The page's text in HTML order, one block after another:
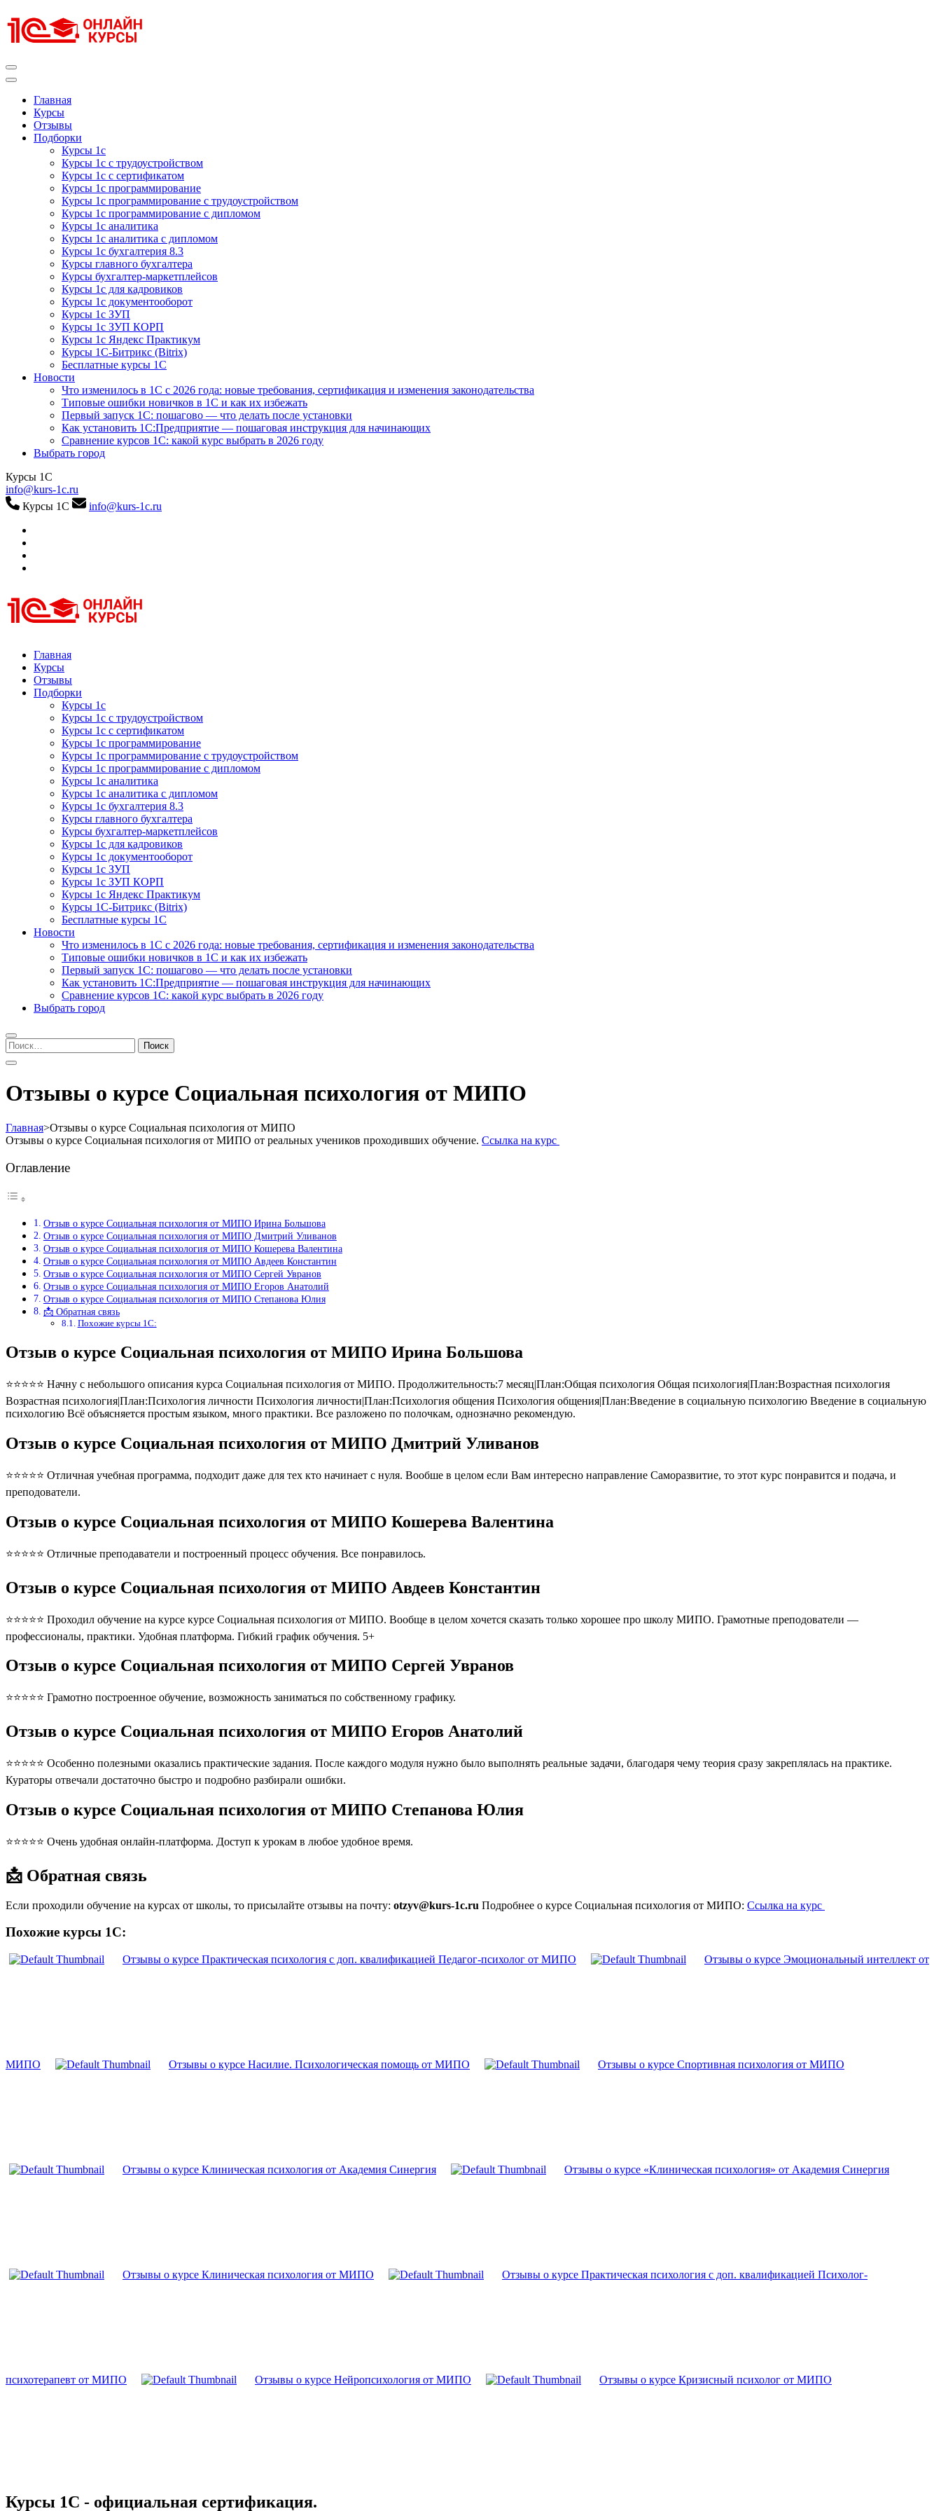
к
содержимому
Главная
Курсы
Отзывы
Подборки
Курсы 1с
Курсы 1с с трудоустройством
Курсы 1с с сертификатом
Курсы 1с программирование
Курсы 1с программирование с трудоустройством
Курсы 1с программирование с дипломом
Курсы 1с аналитика
Курсы 1с аналитика с дипломом
Курсы 1с бухгалтерия 8.3
Курсы главного бухгалтера
Курсы бухгалтер-маркетплейсов
Курсы 1с для кадровиков
Курсы 1с документооборот
Курсы 1с ЗУП
Курсы 1с ЗУП КОРП
Курсы 1с Яндекс Практикум
Курсы 1С-Битрикс (Bitrix)
Бесплатные курсы 1С
Новости
Что изменилось в 1С с 2026 года: новые требования, сертификация и изменения законодательства
Типовые ошибки новичков в 1С и как их избежать
Первый запуск 1С: пошагово — что делать после установки
Как установить 1С:Предприятие — пошаговая инструкция для начинающих
Сравнение курсов 1С: какой курс выбрать в 2026 году
Выбрать город
Курсы 1С
info@kurs-1c.ru
Курсы 1С
info@kurs-1c.ru
Курсы 1С
Курсы 1С официальная сертификация
Главная
Курсы
Отзывы
Подборки
Курсы 1с
Курсы 1с с трудоустройством
Курсы 1с с сертификатом
Курсы 1с программирование
Курсы 1с программирование с трудоустройством
Курсы 1с программирование с дипломом
Курсы 1с аналитика
Курсы 1с аналитика с дипломом
Курсы 1с бухгалтерия 8.3
Курсы главного бухгалтера
Курсы бухгалтер-маркетплейсов
Курсы 1с для кадровиков
Курсы 1с документооборот
Курсы 1с ЗУП
Курсы 1с ЗУП КОРП
Курсы 1с Яндекс Практикум
Курсы 1С-Битрикс (Bitrix)
Бесплатные курсы 1С
Новости
Что изменилось в 1С с 2026 года: новые требования, сертификация и изменения законодательства
Типовые ошибки новичков в 1С и как их избежать
Первый запуск 1С: пошагово — что делать после установки
Как установить 1С:Предприятие — пошаговая инструкция для начинающих
Сравнение курсов 1С: какой курс выбрать в 2026 году
Выбрать город
Найти:
Отзывы о курсе Социальная психология от МИПО
Главная>Отзывы о курсе Социальная психология от МИПО
Отзывы о курсе Социальная психология от МИПО от реальных учеников проходивших обучение. Ссылка на курс
Оглавление
Отзыв о курсе Социальная психология от МИПО Ирина Большова
Отзыв о курсе Социальная психология от МИПО Дмитрий Уливанов
Отзыв о курсе Социальная психология от МИПО Кошерева Валентина
Отзыв о курсе Социальная психология от МИПО Авдеев Константин
Отзыв о курсе Социальная психология от МИПО Сергей Увранов
Отзыв о курсе Социальная психология от МИПО Егоров Анатолий
Отзыв о курсе Социальная психология от МИПО Степанова Юлия
📩 Обратная связь
Похожие курсы 1С:
Отзыв о курсе Социальная психология от МИПО Ирина Большова
⭐⭐⭐⭐⭐ Начну с небольшого описания курса Социальная психология от МИПО. Продолжительность:7 месяц|План:Общая психология Общая психология|План:Возрастная психология
Возрастная психология|План:Психология личности Психология личности|План:Психология общения Психология общения|План:Введение в социальную психологию Введение в социальную
психологию Всё объясняется простым языком, много практики. Все разложено по полочкам, однозначно рекомендую.
Отзыв о курсе Социальная психология от МИПО Дмитрий Уливанов
⭐⭐⭐⭐⭐ Отличная учебная программа, подходит даже для тех кто начинает с нуля. Вообше в целом если Вам интересно направление Саморазвитие, то этот курс понравится и подача, и
преподователи.
Отзыв о курсе Социальная психология от МИПО Кошерева Валентина
⭐⭐⭐⭐⭐ Отличные преподаватели и построенный процесс обучения. Все понравилось.
Отзыв о курсе Социальная психология от МИПО Авдеев Константин
⭐⭐⭐⭐⭐ Проходил обучение на курсе курсе Социальная психология от МИПО. Вообще в целом хочется сказать только хорошее про школу МИПО. Грамотные преподователи —
профессионалы, практики. Удобная платформа. Гибкий график обучения. 5+
Отзыв о курсе Социальная психология от МИПО Сергей Увранов
⭐⭐⭐⭐⭐ Грамотно построенное обучение, возможность заниматься по собственному графику.
Отзыв о курсе Социальная психология от МИПО Егоров Анатолий
⭐⭐⭐⭐⭐ Особенно полезными оказались практические задания. После каждого модуля нужно было выполнять реальные задачи, благодаря чему теория сразу закреплялась на практике.
Кураторы отвечали достаточно быстро и подробно разбирали ошибки.
Отзыв о курсе Социальная психология от МИПО Степанова Юлия
⭐⭐⭐⭐⭐ Очень удобная онлайн-платформа. Доступ к урокам в любое удобное время.
📩 Обратная связь
Если проходили обучение на курсах от школы, то присылайте отзывы на почту: otzyv@kurs-1c.ru Подробнее о курсе Социальная психология от МИПО: Ссылка на курс
Похожие курсы 1С:
Отзывы о курсе Практическая психология с доп. квалификацией Педагог-психолог от МИПО Отзывы о курсе Эмоциональный интеллект от
МИПО Отзывы о курсе Насилие. Психологическая помощь от МИПО Отзывы о курсе Спортивная психология от МИПО
Отзывы о курсе Клиническая психология от Академия Синергия Отзывы о курсе «Клиническая психология» от Академия Синергия
Отзывы о курсе Клиническая психология от МИПО Отзывы о курсе Практическая психология с доп. квалификацией Психолог-
психотерапевт от МИПО Отзывы о курсе Нейропсихология от МИПО Отзывы о курсе Кризисный психолог от МИПО
Курсы 1С - официальная сертификация.